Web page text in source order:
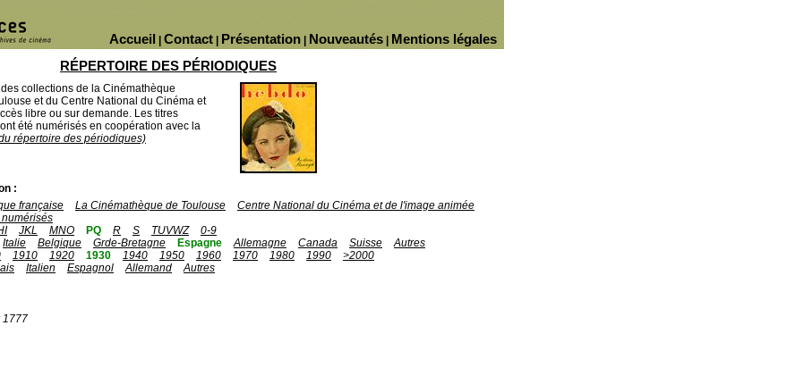
Mentions légales
Nouveautés
Présentation
Contact
Accueil
RÉPERTOIRE DES PÉRIODIQUES
collections de la Cinémathèque
et du Centre National du Cinéma et
libre ou sur demande. Les titres
été numérisés en coopération avec la
répertoire des périodiques)
:
française La Cinémathèque de Toulouse
Centre National du Cinéma et de l'image animée
JKL MNO PQ R S TUVWZ
0-9
Italie Belgique Grde-Bretagne Espagne Allemagne Canada Suisse
Autres
1910 1920 1930 1940 1950 1960 1970 1980 1990
>2000
Italien Espagnol Allemand
Autres
1777